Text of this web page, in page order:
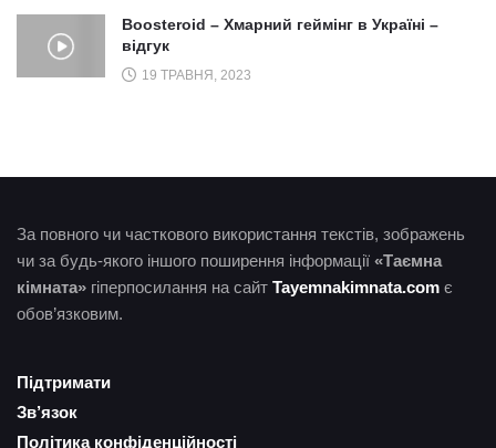
Boosteroid – Хмарний геймінг в Україні –
відгук
19 ТРАВНЯ, 2023
За повного чи часткового використання текстів, зображень
чи за будь-якого іншого поширення інформації «Таємна
кімната» гіперпосилання на сайт Tayemnakimnata.com є
обов’язковим.
Підтримати
Зв’язок
Політика конфіденційності